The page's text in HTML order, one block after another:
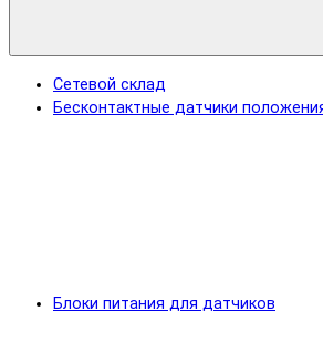
Сетевой склад
Бесконтактные датчики
Блоки питания для датчиков